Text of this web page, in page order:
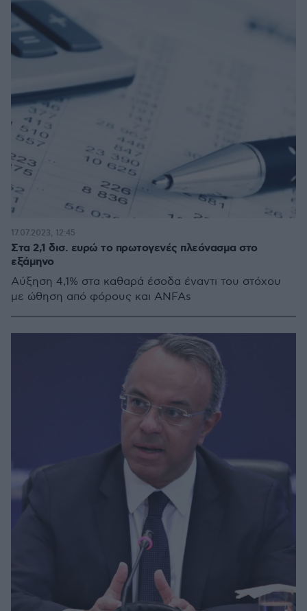
Στα 2,1 δισ. ευρώ το πρωτογενές πλεόνασμα στο
εξάμηνο
Αύξηση 4,1% στα καθαρά έσοδα έναντι του στόχου
με ώθηση από φόρους και ANFAs
17.07.2023, 12:45